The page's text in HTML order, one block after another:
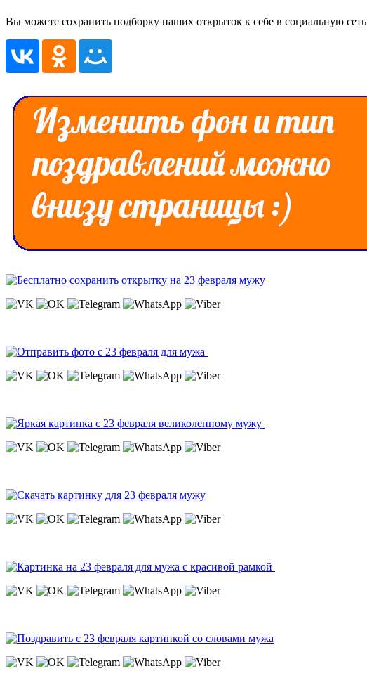
Вы можете сохранить подборку наших открыток к себе в социальную сеть